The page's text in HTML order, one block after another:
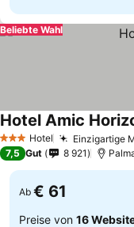
Beliebte Wahl
3 SterneHotel Einzigartige
Hotel Amic
7,5 Gut 8 921
Ab € 61
Preise von 16